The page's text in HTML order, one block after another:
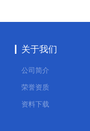
关于我们
公司简介
荣誉资质
资料下载